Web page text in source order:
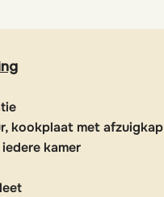
kookplaat met afzuigkap
kamer